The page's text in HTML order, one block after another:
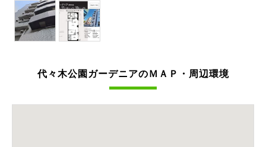
代々木公園ガーデニアのＭＡＰ・周辺環境